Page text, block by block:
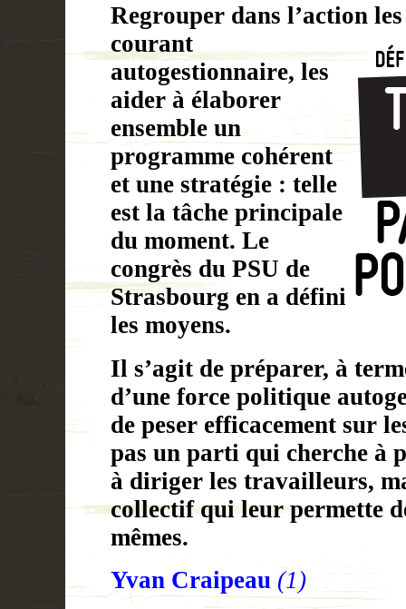
Regrouper dans l’action
courant
autogestionnaire, les
aider à élaborer
ensemble un
programme cohérent
et une stratégie : telle
est la tâche principale
du moment. Le
congrès du PSU de
Strasbourg en a défini
les moyens.
Il s’agit de préparer, à
d’une force politique
de peser efficacement sur
pas un parti qui cherche à
à diriger les travailleurs,
collectif qui leur permette
mêmes.
Yvan Craipeau (1)